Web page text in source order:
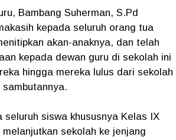
Bambang Suherman, S.Pd
kepada seluruh orang tua
akan-anaknya, dan telah
kepada dewan guru di sekolah ini
hingga mereka lulus dari sekolah
seluruh siswa khususnya Kelas IX
sekolah ke jenjang